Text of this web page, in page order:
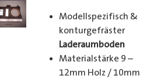
Modellspezifisch &
konturgefräster
Laderaumboden
Materialstärke 9 –
12mm Holz / 10mm